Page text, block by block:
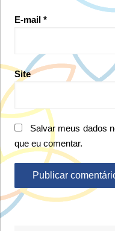
E-mail *
Site
Salvar meus dados
que eu comentar.